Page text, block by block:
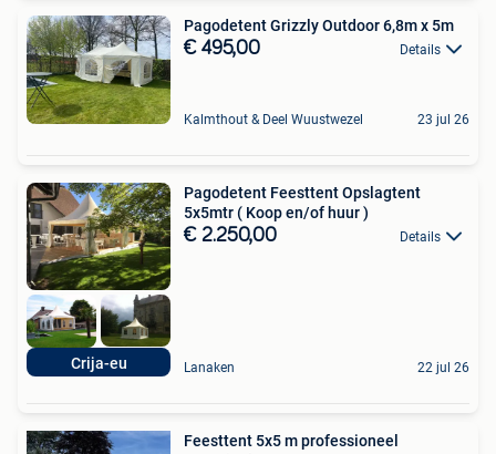
Pagodetent Grizzly Outdoor 6,8m x 5m
€ 495,00 Details
Kalmthout & Deel Wuustwezel 23 jul 26
Crija-eu
Pagodetent Feesttent Opslagtent
5x5mtr ( Koop en/of huur )
€ 2.250,00 Details
Lanaken 22 jul 26
Feesttent 5x5 m professioneel